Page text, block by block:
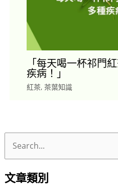
「每天喝一杯祁門
疾病！」
紅茶, 茶葉知識
關
文章類別